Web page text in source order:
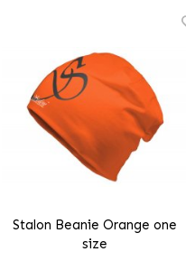
Stalon Beanie Orange one
size